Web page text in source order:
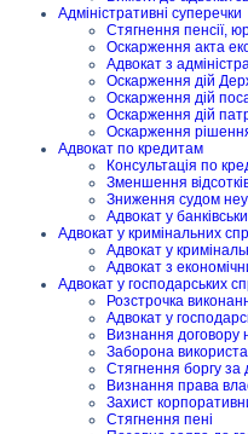
Адміністративні суперечки
Стягнення пенсії,
Оскарження акта
Адвокат з
Оскарження дій
Оскарження дій
Оскарження дій
Оскарження рішення
Адвокат по кредитам
Консультація по
Зменшення
Зниження судом
Адвокат у
Адвокат у кримінальних
Адвокат у
Адвокат з
Адвокат у господарських
Розстрочка
Адвокат у
Визнання договору
Заборона
Стягнення боргу за
Визнання права
Захист
Стягнення пені